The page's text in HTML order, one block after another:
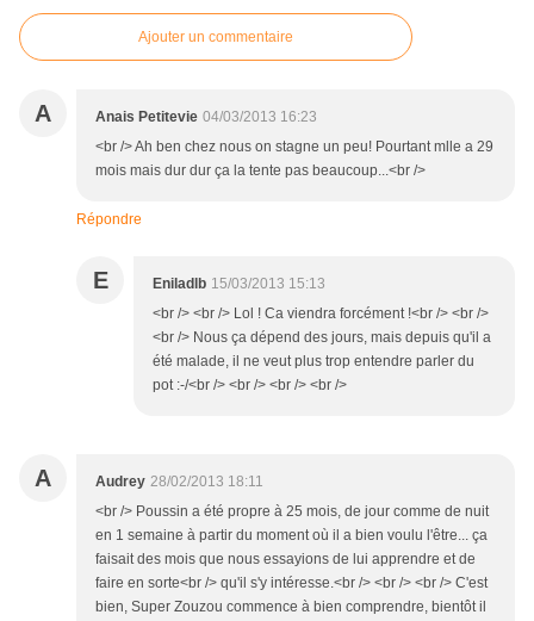
Ajouter un commentaire
A Anais Petitevie 04/03/2013 16:23
<br /> Ah ben chez nous on stagne un peu! Pourtant mlle a 29
mois mais dur dur ça la tente pas beaucoup...<br />
Répondre
E Eniladlb 15/03/2013 15:13
<br /> <br /> Lol ! Ca viendra forcément !<br /> <br />
<br /> Nous ça dépend des jours, mais depuis qu'il a
été malade, il ne veut plus trop entendre parler du
pot :-/<br /> <br /> <br /> <br />
A Audrey 28/02/2013 18:11
<br /> Poussin a été propre à 25 mois, de jour comme de nuit
en 1 semaine à partir du moment où il a bien voulu l'être... ça
faisait des mois que nous essayions de lui apprendre et de
faire en sorte<br /> qu'il s'y intéresse.<br /> <br /> <br /> C'est
bien, Super Zouzou commence à bien comprendre, bientôt il